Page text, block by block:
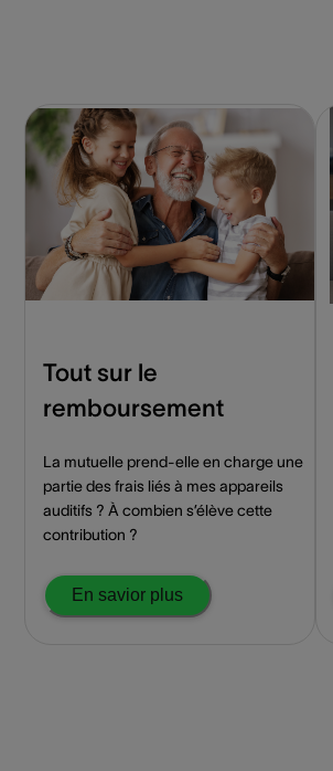
Tout sur le
remboursement
La mutuelle prend-elle en charge une
partie des frais liés à mes appareils
auditifs ? À combien s’élève cette
contribution ?
En savior plus